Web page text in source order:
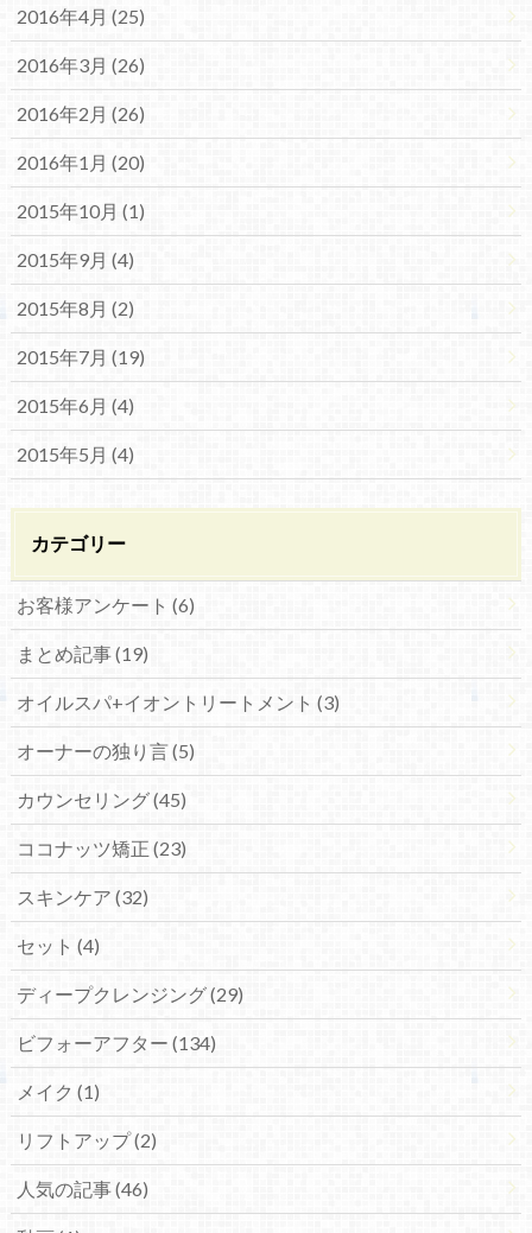
2016年4月 (25)
2016年3月 (26)
2016年2月 (26)
2016年1月 (20)
2015年10月 (1)
2015年9月 (4)
2015年8月 (2)
2015年7月 (19)
2015年6月 (4)
2015年5月 (4)
カテゴリー
お客様アンケート (6)
まとめ記事 (19)
オイルスパ+イオントリートメント (3)
オーナーの独り言 (5)
カウンセリング (45)
ココナッツ矯正 (23)
スキンケア (32)
セット (4)
ディープクレンジング (29)
ビフォーアフター (134)
メイク (1)
リフトアップ (2)
人気の記事 (46)